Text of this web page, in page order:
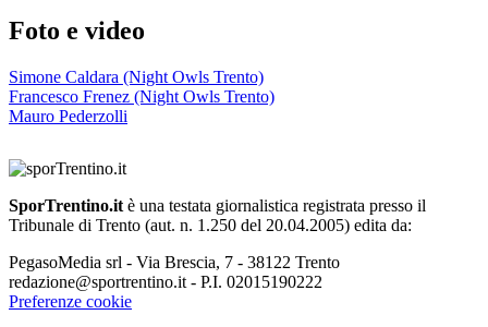
Foto e video
Simone Caldara (Night Owls Trento)
Francesco Frenez (Night Owls Trento)
Mauro Pederzolli
SporTrentino.it è una testata giornalistica registrata presso il
Tribunale di Trento (aut. n. 1.250 del 20.04.2005) edita da:
PegasoMedia srl - Via Brescia, 7 - 38122 Trento
redazione@sportrentino.it - P.I. 02015190222
Preferenze cookie